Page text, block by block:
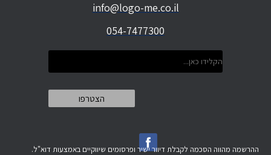
info@logo-me.co.il
054-7477300
ההרשמה מהווה הסכמה לקבלת דיוור ישיר ופרסומים שיווקיים באמצעות דוא"ל.